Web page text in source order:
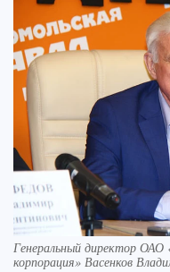
Генеральный директор ОАО
корпорация» Васенков